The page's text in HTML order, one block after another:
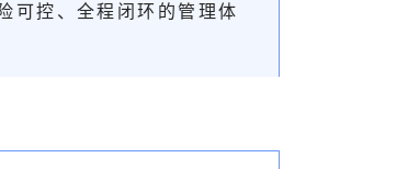
可控、全程闭环的管理体